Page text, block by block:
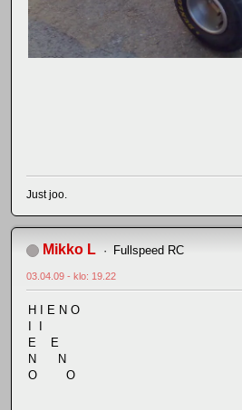
Just joo.
Mikko L Fullspeed RC
03.04.09 - klo: 19.22
H I E N O
E E
N N
O O